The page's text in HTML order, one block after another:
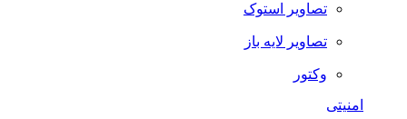
تصاویر استوک
تصاویر لایه باز
وکتور
امنیتی